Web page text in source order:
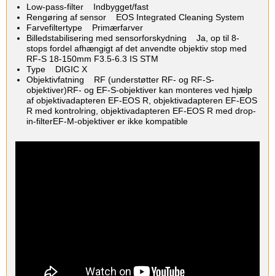
Low-pass-filter Indbygget/fast
Rengøring af sensor EOS Integrated Cleaning System
Farvefiltertype Primærfarver
Billedstabilisering med sensorforskydning Ja, op til 8-
stops fordel afhængigt af det anvendte objektiv stop med
RF-S 18-150mm F3.5-6.3 IS STM
Type DIGIC X
Objektivfatning RF (understøtter RF- og RF-S-
objektiver)RF- og EF-S-objektiver kan monteres ved hjælp
af objektivadapteren EF-EOS R, objektivadapteren EF-EOS
R med kontrolring, objektivadapteren EF-EOS R med drop-
in-filterEF-M-objektiver er ikke kompatible